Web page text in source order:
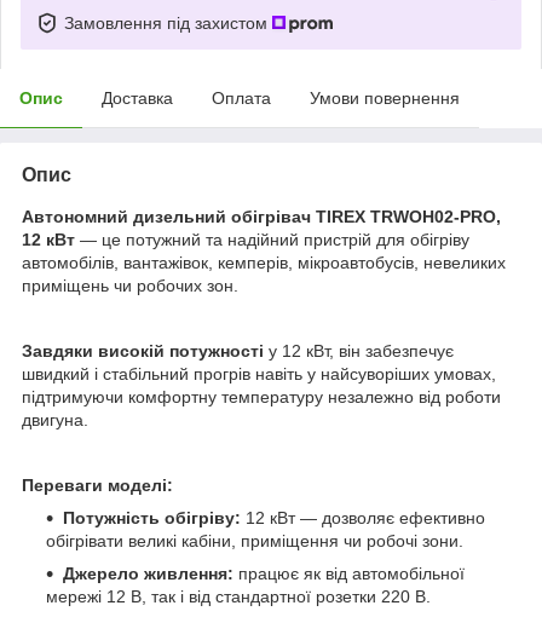
Замовлення під захистом
Опис Доставка Оплата Умови повернення
Опис
Автономний дизельний обігрівач TIREX TRWOH02-PRO,
12 кВт — це потужний та надійний пристрій для обігріву
автомобілів, вантажівок, кемперів, мікроавтобусів, невеликих
приміщень чи робочих зон.
Завдяки високій потужності у 12 кВт, він забезпечує
швидкий і стабільний прогрів навіть у найсуворіших умовах,
підтримуючи комфортну температуру незалежно від роботи
двигуна.
Переваги моделі:
Потужність обігріву: 12 кВт — дозволяє ефективно
обігрівати великі кабіни, приміщення чи робочі зони.
Джерело живлення: працює як від автомобільної
мережі 12 В, так і від стандартної розетки 220 В.